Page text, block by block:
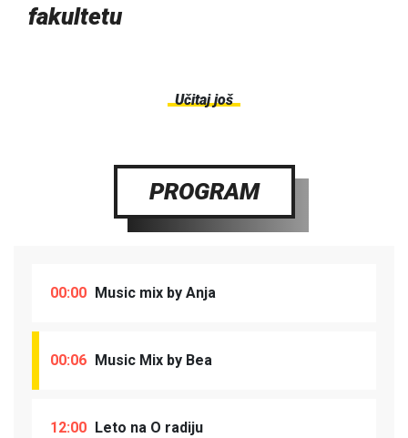
fakultetu
Učitaj još
PROGRAM
00:00 Music mix by Anja
00:06 Music Mix by Bea
12:00 Leto na O radiju